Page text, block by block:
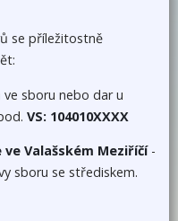
se příležitostně
ve sboru nebo dar u
VS: 104010XXXX
Valašském Meziříčí-
sboru se střediskem.